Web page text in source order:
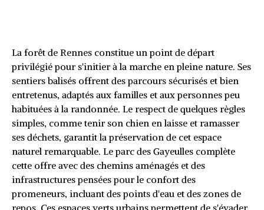
La forêt de Rennes constitue un point de départ
privilégié pour s'initier à la marche en pleine nature. Ses
sentiers balisés offrent des parcours sécurisés et bien
entretenus, adaptés aux familles et aux personnes peu
habituées à la randonnée. Le respect de quelques règles
simples, comme tenir son chien en laisse et ramasser
ses déchets, garantit la préservation de cet espace
naturel remarquable. Le parc des Gayeulles complète
cette offre avec des chemins aménagés et des
infrastructures pensées pour le confort des
promeneurs, incluant des points d'eau et des zones de